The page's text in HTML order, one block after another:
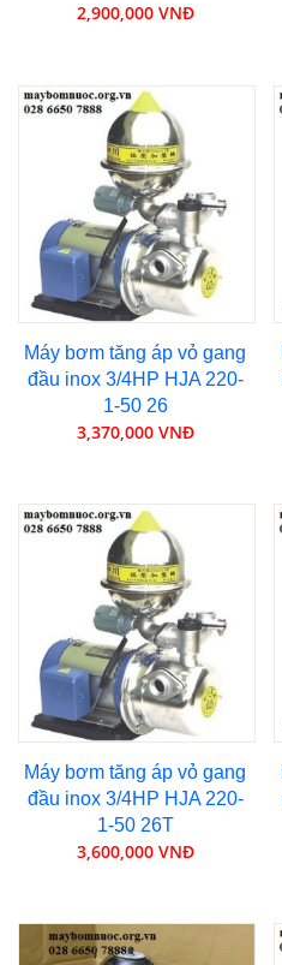
2,900,000 VNĐ
Máy bơm tăng áp vỏ gang
đầu inox 3/4HP HJA 220-
1-50 26
3,370,000 VNĐ
Máy bơm tăng áp vỏ gang
đầu inox 3/4HP HJA 220-
1-50 26T
3,600,000 VNĐ